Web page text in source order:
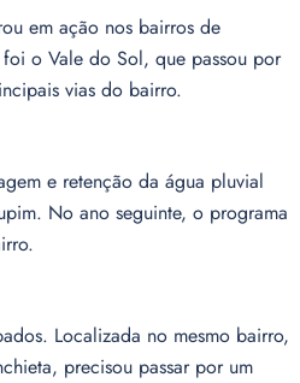
em ação nos bairros de
o Vale do Sol, que passou por
vias do bairro.
e retenção da água pluvial
No ano seguinte, o programa
Localizada no mesmo bairro,
precisou passar por um